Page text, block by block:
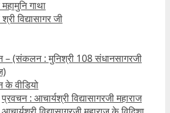
गाथा
विद्यासागर जी
– (संकलन : मुनिश्री 108 संधानसागरजी
के वीडियो
प्रवचन : आचार्यश्री ‍विद्यासागरजी महाराज